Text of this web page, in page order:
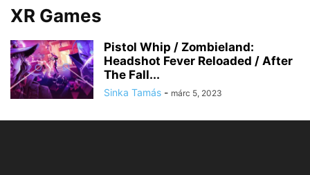
XR Games
Pistol Whip / Zombieland:
Headshot Fever Reloaded / After
The Fall...
Sinka Tamás - márc 5, 2023